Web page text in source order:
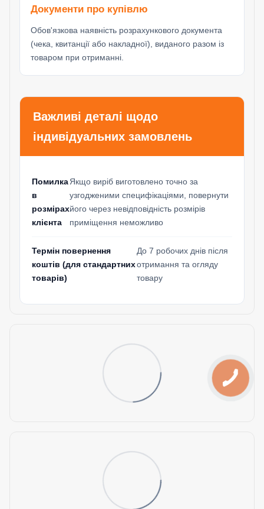
Документи про купівлю
Обов'язкова наявність розрахункового документа
(чека, квитанції або накладної), виданого разом із
товаром при отриманні.
Важливі деталі щодо
індивідуальних замовлень
Помилка
в
розмірах
клієнта
Якщо виріб виготовлено точно за
узгодженими специфікаціями, повернути
його через невідповідність розмірів
приміщення неможливо
Термін повернення
коштів (для стандартних
товарів)
До 7 робочих днів після
отримання та огляду
товару